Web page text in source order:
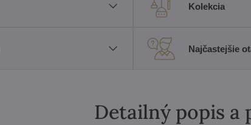
Kolekcia
Najčastejšie
Detailný popis a